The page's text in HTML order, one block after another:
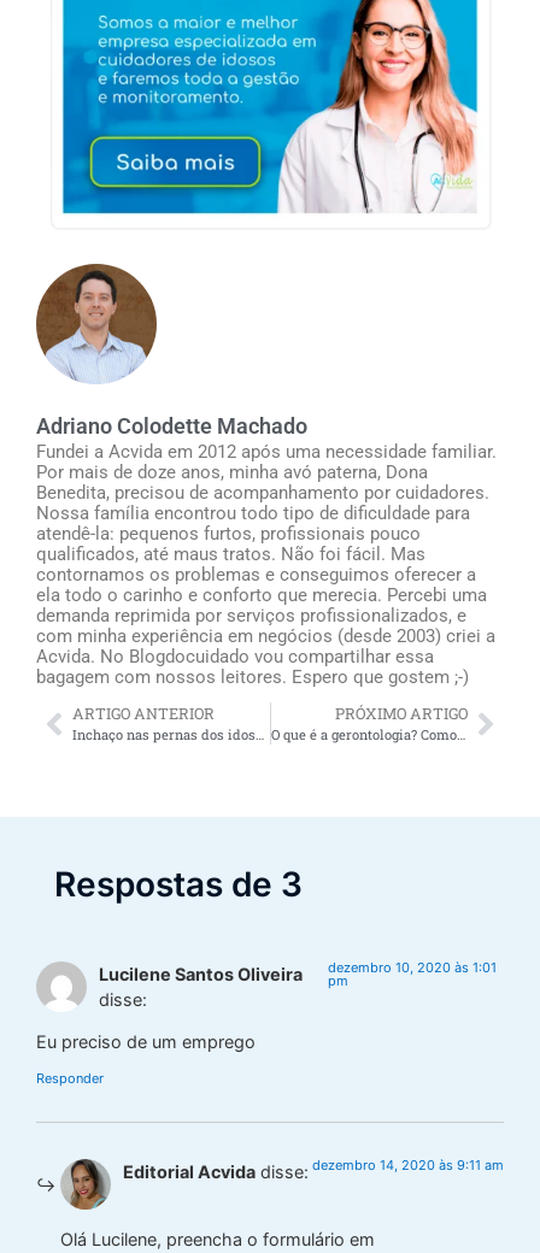
Adriano Colodette Machado
Fundei a Acvida em 2012 após uma necessidade familiar.
Por mais de doze anos, minha avó paterna, Dona
Benedita, precisou de acompanhamento por cuidadores.
Nossa família encontrou todo tipo de dificuldade para
atendê-la: pequenos furtos, profissionais pouco
qualificados, até maus tratos. Não foi fácil. Mas
contornamos os problemas e conseguimos oferecer a
ela todo o carinho e conforto que merecia. Percebi uma
demanda reprimida por serviços profissionalizados, e
com minha experiência em negócios (desde 2003) criei a
Acvida. No Blogdocuidado vou compartilhar essa
bagagem com nossos leitores. Espero que gostem ;-)
ARTIGO ANTERIOR
Inchaço nas pernas dos idosos demanda atenção e pode indicar problemas mais graves
PRÓXIMO ARTIGO
O que é a gerontologia? Como o gerontólogo pode auxiliar no cuidado ao idoso?
Respostas de 3
Lucilene Santos Oliveira
disse:
dezembro 10, 2020 às 1:01
pm
Eu preciso de um emprego
Responder
Editorial Acvida disse: dezembro 14, 2020 às 9:11 am
Olá Lucilene, preencha o formulário em